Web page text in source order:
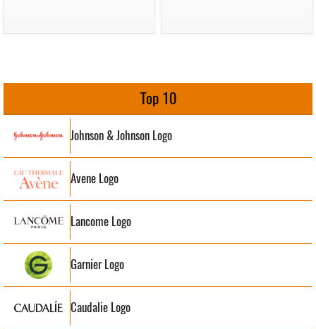
Top 10
Johnson & Johnson Logo
Avene Logo
Lancome Logo
Garnier Logo
Caudalie Logo